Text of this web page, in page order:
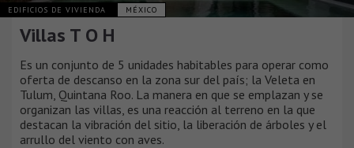
EDIFICIOS DE VIVIENDA MÉXICO
Villas T O H
Es un conjunto de 5 unidades habitables para operar como
oferta de descanso en la zona sur del país; la Veleta en
Tulum, Quintana Roo. La manera en que se emplazan y se
organizan las villas, es una reacción al terreno en la que
destacan la vibración del sitio, la liberación de árboles y el
arrullo del viento con aves.